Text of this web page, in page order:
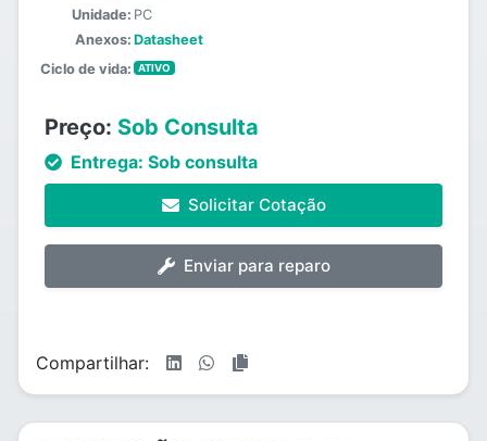
Unidade: PC
Anexos: Datasheet
Ciclo de vida:
ATIVO
Preço: Sob Consulta
Entrega: Sob consulta
Solicitar Cotação
Enviar para reparo
Compartilhar: